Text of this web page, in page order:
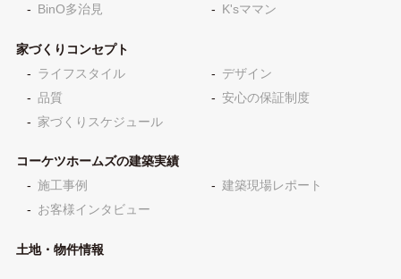
BinO多治見
K'sママン
家づくりコンセプト
ライフスタイル
デザイン
品質
安心の保証制度
家づくりスケジュール
コーケツホームズの建築実績
施工事例
建築現場レポート
お客様インタビュー
土地・物件情報